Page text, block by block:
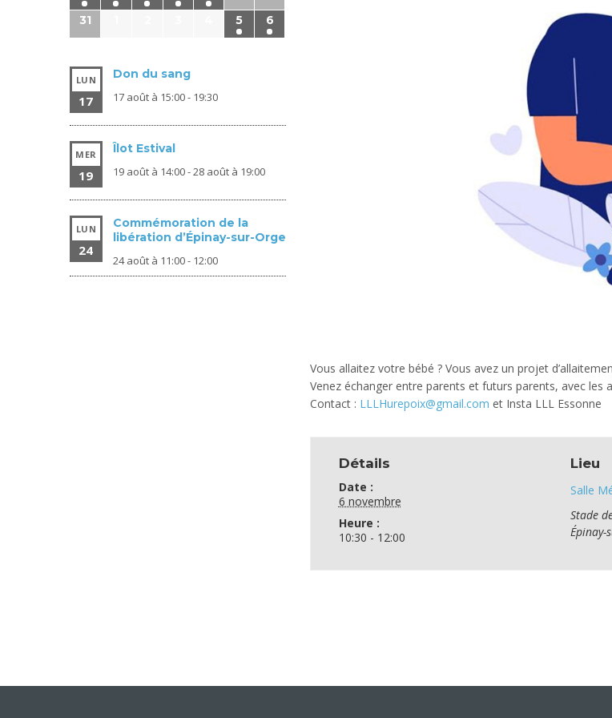
31
5 6
LUN
17
Don du sang
17 août à 15:00- 19:30
MER
19
Îlot Estival
19 août à 14:00-28 août à 19:00
LUN
24
Commémoration de la
libération d’Épinay-sur-Orge
24 août à 11:00- 12:00
Vous allaitez votre bébé ? Vous avez un projet
Venez échanger entre parents et futurs parents, avec les
Contact : LLLHurepoix@gmail.com et Insta LLL Essonne
Détails
Date :
6 novembre
Heure :
10:30 - 12:00
Lieu
Salle
Stade
Épinay-